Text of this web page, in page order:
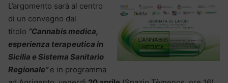
L’argomento sarà al centro
di un convegno dal
titolo “Cannabis medica,
esperienza terapeutica in
Sicilia e Sistema Sanitario
Regionale”e in programma